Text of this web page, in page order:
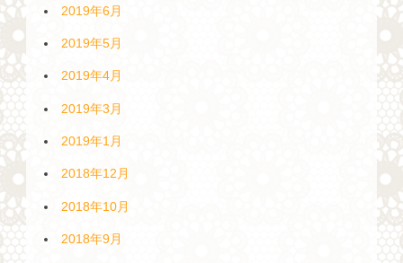
2019年6月
2019年5月
2019年4月
2019年3月
2019年1月
2018年12月
2018年10月
2018年9月